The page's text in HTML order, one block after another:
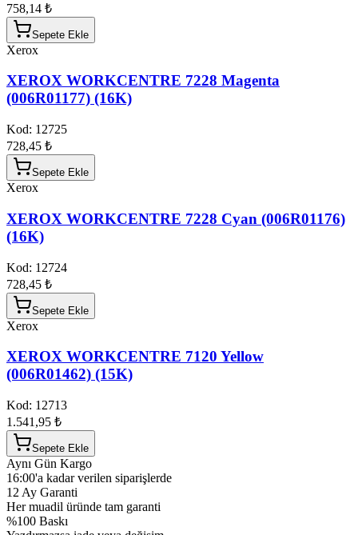
758,14 ₺
Sepete Ekle
Xerox
XEROX WORKCENTRE 7228 Magenta
(006R01177) (16K)
Kod: 12725
728,45 ₺
Sepete Ekle
Xerox
XEROX WORKCENTRE 7228 Cyan (006R01176)
(16K)
Kod: 12724
728,45 ₺
Sepete Ekle
Xerox
XEROX WORKCENTRE 7120 Yellow
(006R01462) (15K)
Kod: 12713
1.541,95 ₺
Sepete Ekle
Aynı Gün Kargo
16:00'a kadar verilen siparişlerde
12 Ay Garanti
Her muadil üründe tam garanti
%100 Baskı